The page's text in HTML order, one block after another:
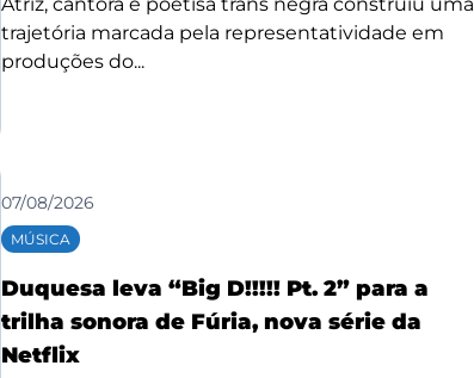
trajetória marcada pela representatividade em
produções do...
07/08/2026
MÚSICA
Duquesa leva “Big D!!!!! Pt. 2” para a
trilha sonora de Fúria, nova série da
Netflix